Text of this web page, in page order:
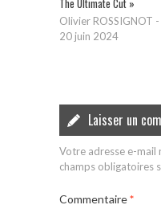
Olivier ROSSIGNOT -
20 juin 2024
Laisser un
Votre adresse e-mail
champs obligatoires
Commentaire*